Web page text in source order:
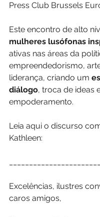
Press Club Brussels
Este encontro de alto
mulheres lusófonas
ativas nas áreas da
empreendedorismo,
liderança, criando um
diálogo, troca de ideas
empoderamento.
Leia aqui o discurso
Kathleen:
Excelências, ilustres
caros amigos,